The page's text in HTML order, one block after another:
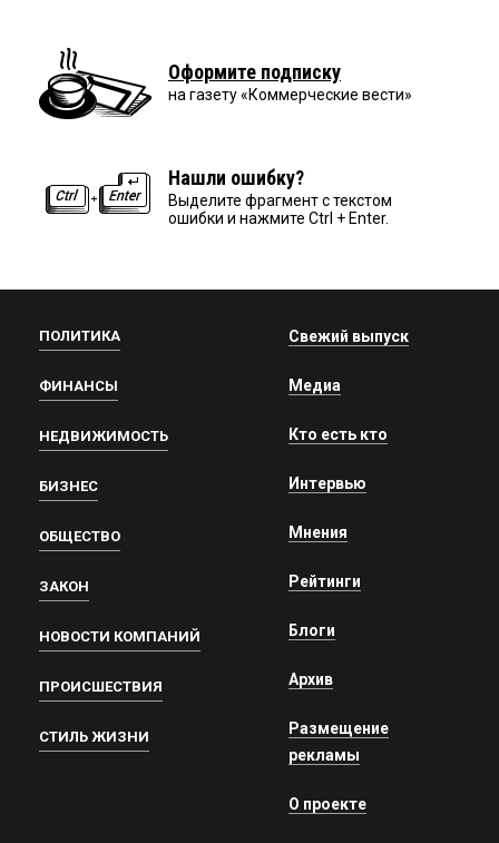
Оформите подписку
на газету «Коммерческие вести»
Нашли ошибку?
Выделите фрагмент с текстом
ошибки и нажмите Ctrl + Enter.
ПОЛИТИКА
ФИНАНСЫ
НЕДВИЖИМОСТЬ
БИЗНЕС
ОБЩЕСТВО
ЗАКОН
НОВОСТИ КОМПАНИЙ
ПРОИСШЕСТВИЯ
СТИЛЬ ЖИЗНИ
Свежий выпуск
Медиа
Кто есть кто
Интервью
Мнения
Рейтинги
Блоги
Архив
Размещение
рекламы
О проекте